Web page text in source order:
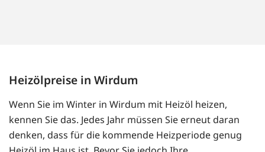
Heizölpreise in Wirdum
Wenn Sie im Winter in Wirdum mit Heizöl heizen,
kennen Sie das. Jedes Jahr müssen Sie erneut daran
denken, dass für die kommende Heizperiode genug